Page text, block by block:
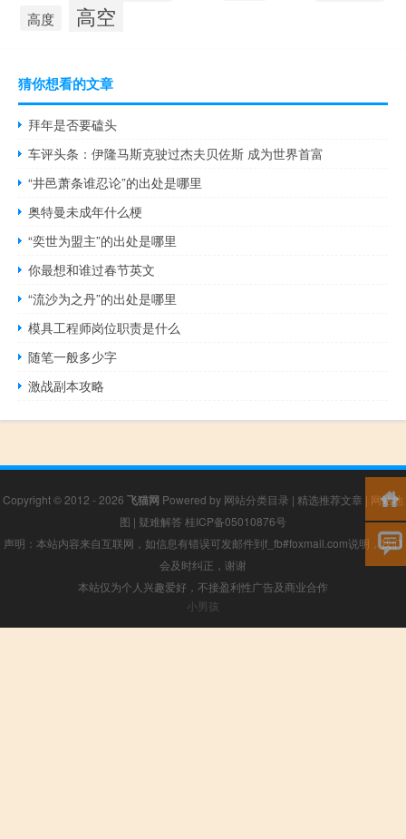
高度 高空
猜你想看的文章
拜年是否要磕头
车评头条：伊隆马斯克驶过杰夫贝佐斯 成为世界首富
“井邑萧条谁忍论”的出处是哪里
奥特曼未成年什么梗
“奕世为盟主”的出处是哪里
你最想和谁过春节英文
“流沙为之丹”的出处是哪里
模具工程师岗位职责是什么
随笔一般多少字
激战副本攻略
Copyright © 2012 - 2026 飞猫网 Powered by 网站分类目录 | 精选推荐文章 | 网站地
图 | 疑难解答 桂ICP备05010876号
声明：本站内容来自互联网，如信息有错误可发邮件到f_fb#foxmail.com说明，我们
会及时纠正，谢谢
本站仅为个人兴趣爱好，不接盈利性广告及商业合作
小男孩